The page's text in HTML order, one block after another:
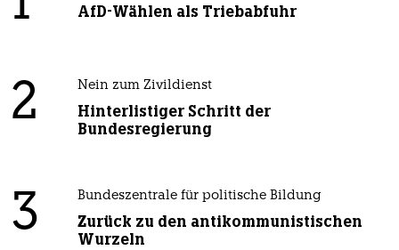
AfD-Wählen als Triebabfuhr
2 Nein zum Zivildienst
Hinterlistiger Schritt der
Bundesregierung
3 Bundeszentrale für politische Bildung
Zurück zu den antikommunistischen
Wurzeln